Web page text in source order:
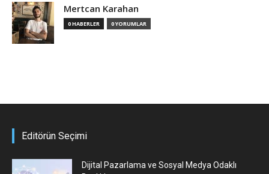
Mertcan Karahan
0 HABERLER 0 YORUMLAR
Editörün Seçimi
Dijital Pazarlama ve Sosyal Medya Odaklı